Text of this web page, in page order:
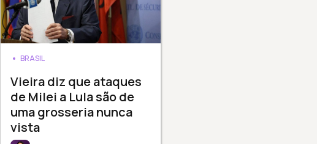
BRASIL
Vieira diz que ataques
de Milei a Lula são de
uma grosseria nunca
vista